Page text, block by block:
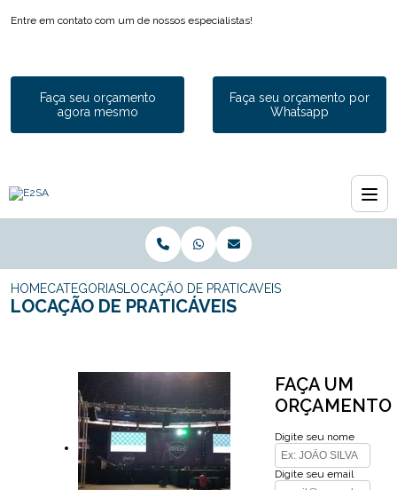
Entre em contato com um de nossos especialistas!
Faça seu orçamento
agora mesmo
Faça seu orçamento por
Whatsapp
HOMECATEGORIAS LOCAÇÃO DE PRATICÁVEIS
LOCAÇÃO DE PRATICÁVEIS
FAÇA UM
ORÇAMENTO
Digite seu nome
Digite seu email